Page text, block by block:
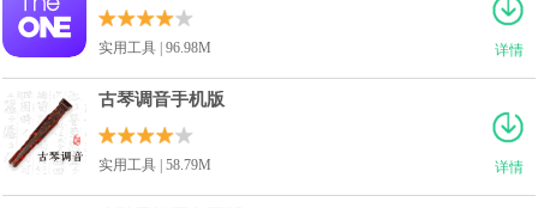
详情
实用工具 | 96.98M
详情
古琴调音手机版
实用工具 | 58.79M